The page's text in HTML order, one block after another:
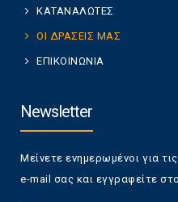
ΚΑΤΑΝΑΛΩΤΕΣ
ΟΙ ΔΡΑΣΕΙΣ ΜΑΣ
ΕΠΙΚΟΙΝΩΝΙΑ
Newsletter
Μείνετε ενημερωμένοι για
e-mail σας και εγγραφείτε